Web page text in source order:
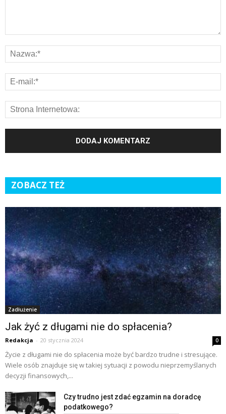
ZOBACZ TEŻ
Zadłużenie
Jak żyć z długami nie do spłacenia?
Redakcja - 20 stycznia 2024 0
Życie z długami nie do spłacenia może być bardzo trudne i stresujące.
Wiele osób znajduje się w takiej sytuacji z powodu nieprzemyślanych
decyzji finansowych,...
Czy trudno jest zdać egzamin na doradcę
podatkowego?